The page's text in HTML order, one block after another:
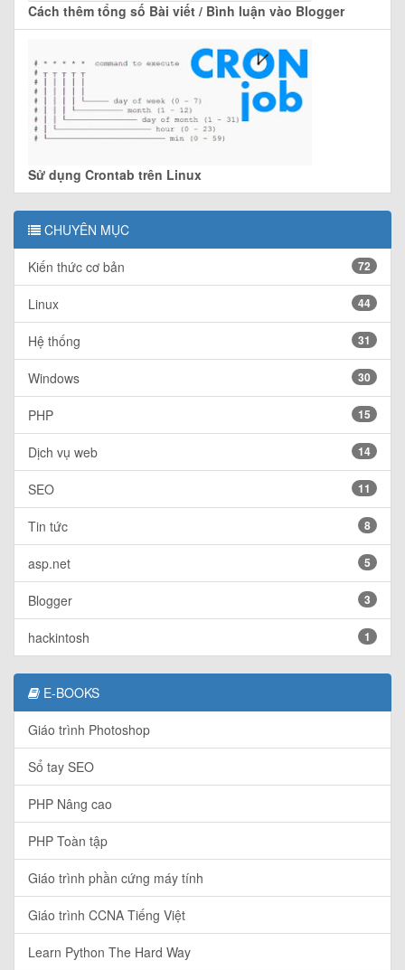
Cách thêm tổng số Bài viết / Bình luận vào Blogger
Sử dụng Crontab trên Linux
CHUYÊN MỤC
Kiến thức cơ bản 72
Linux 44
Hệ thống 31
Windows 30
PHP 15
Dịch vụ web 14
SEO 11
Tin tức 8
asp.net 5
Blogger 3
hackintosh 1
E-BOOKS
Giáo trình Photoshop
Sổ tay SEO
PHP Nâng cao
PHP Toàn tập
Giáo trình phần cứng máy tính
Giáo trình CCNA Tiếng Việt
Learn Python The Hard Way